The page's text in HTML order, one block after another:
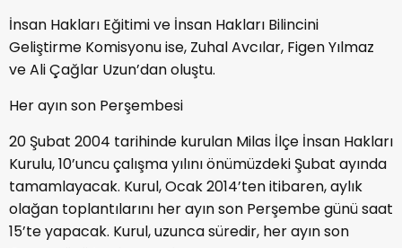
İnsan Hakları Eğitimi ve İnsan Hakları Bilincini
Geliştirme Komisyonu ise, Zuhal Avcılar, Figen Yılmaz
ve Ali Çağlar Uzun’dan oluştu.
Her ayın son Perşembesi
20 Şubat 2004 tarihinde kurulan Milas İlçe İnsan Hakları
Kurulu, 10’uncu çalışma yılını önümüzdeki Şubat ayında
tamamlayacak. Kurul, Ocak 2014’ten itibaren, aylık
olağan toplantılarını her ayın son Perşembe günü saat
15’te yapacak. Kurul, uzunca süredir, her ayın son